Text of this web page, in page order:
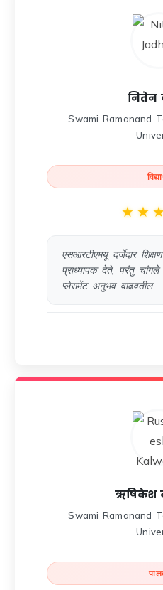
नितेन
Swami Ramanand
★
★
एसआरटीएमयू दर्जेदार
प्राध्यापक देते, परंतु
प्लेसमेंट अनुभव वाढवतील.
ऋषिकेश
Swami Ramanand